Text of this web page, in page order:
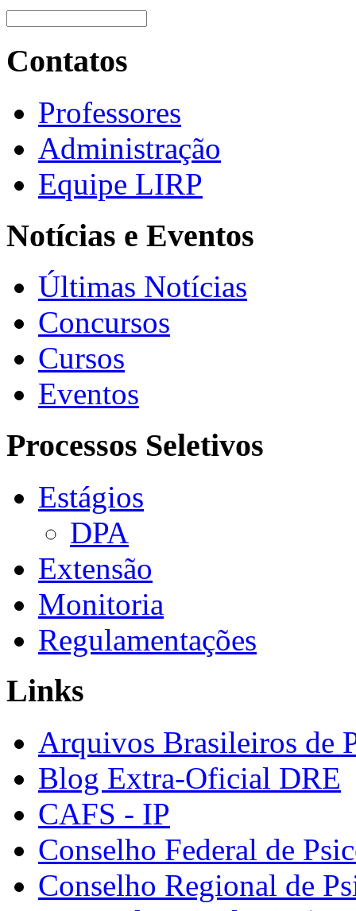
Contatos
Professores
Administração
Equipe LIRP
Notícias e Eventos
Últimas Notícias
Concursos
Cursos
Eventos
Processos Seletivos
Estágios
DPA
Extensão
Monitoria
Regulamentações
Links
Arquivos Brasileiros de
Blog Extra-Oficial DRE
CAFS - IP
Conselho Federal de
Conselho Regional de